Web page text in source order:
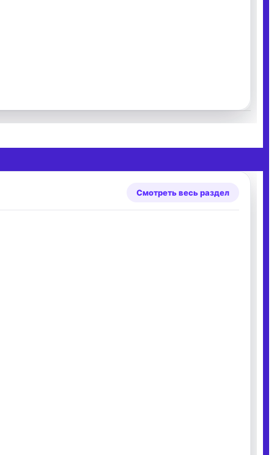
Смотреть весь раздел